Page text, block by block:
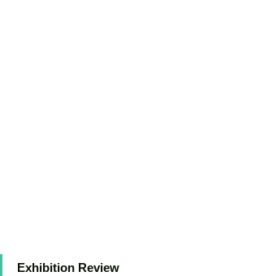
Exhibition Review